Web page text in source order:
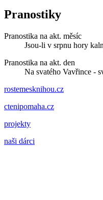
Pranostiky
Pranostika na akt. měsíc
Jsou-li v srpnu hory
Pranostika na akt. den
Na svatého Vavřince -
rostemesknihou.cz
ctenipomaha.cz
projekty
naši dárci